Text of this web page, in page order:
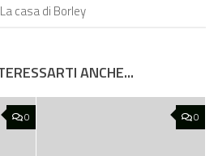
La casa di Borley
ANCHE...
0 0